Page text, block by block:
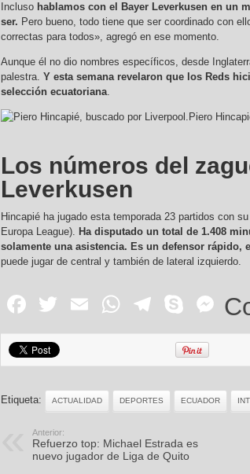
Incluso hablamos con el Bayer Leverkusen en un
ser. Pero bueno, todo tiene que ser coordinado con
correctas para todos», agregó en ese momento.
Aunque él no dio nombres específicos, desde
palestra. Y esta semana revelaron que los Reds
selección ecuatoriana.
Piero
Los números del
Leverkusen
Hincapié ha jugado esta temporada 23 partidos con
Europa League). Ha disputado un total de 1.408
solamente una asistencia. Es un defensor rápido,
puede jugar de central y también de lateral izquierdo.
Facebook
Twitter
EmailWhatsApp
Etiqueta: ACTUALIDAD DEPORTES ECUADOR
Anterior:
Refuerzo top: Michael Estrada es
nuevo jugador de Liga de Quito